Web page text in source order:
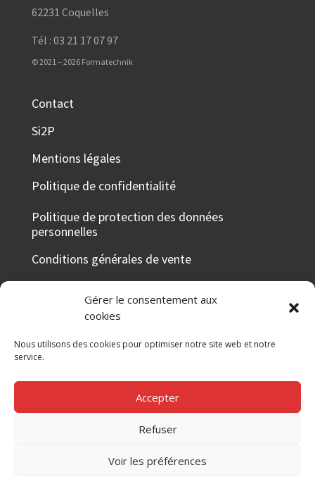
Gérer le consentement aux
cookies
Nous utilisons des cookies pour optimiser notre site web et notre
service.
Accepter
Refuser
Voir les préférences
62231 Coquelles
Tél : 03 21 17 07 97
© 2021 – 2026 Formatechnik
Contact
Si2P
Mentions légales
Politique de confidentialité
Politique de protection des données
personnelles
Conditions générales de vente
Taux de réussite 2025-2026
Votre avis nous intéresse
Certificat Qualiopi
RÉSEAUX SOCIAUX